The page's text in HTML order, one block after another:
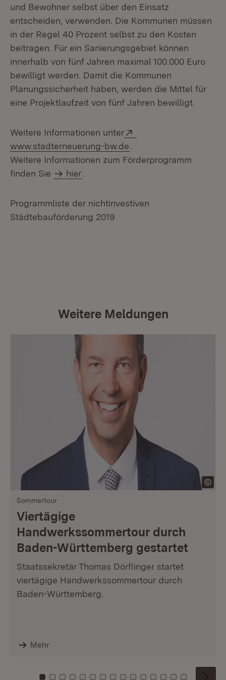
und Bewohner selbst über den Einsatz
entscheiden, verwenden. Die Kommunen müssen
in der Regel 40 Prozent selbst zu den Kosten
beitragen. Für ein Sanierungsgebiet können
innerhalb von fünf Jahren maximal 100.000 Euro
bewilligt werden. Damit die Kommunen
Planungssicherheit haben, werden die Mittel für
eine Projektlaufzeit von fünf Jahren bewilligt.
Weitere Informationen unter
www.stadterneuerung-bw.de
Weitere Informationen zum Förderprogramm
finden Sie
hier
Programmliste der nichtinvestiven
Städtebauförderung 2019
Weitere Meldungen
Sommertour
Viertägige
Handwerkssommertour durch
Baden-Württemberg gestartet
Staatssekretär Thomas Dörflinger startet
viertägige Handwerkssommertour durch
Baden-Württemberg.
Mehr